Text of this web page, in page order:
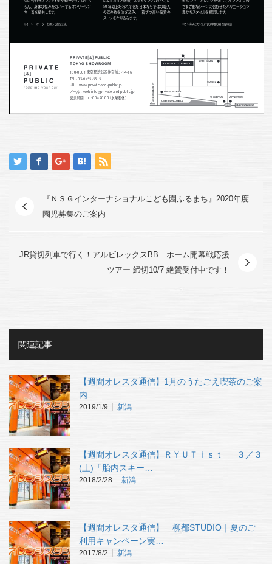
『ＮＳＧインターナショナルこども園ふるまち』2020年度
園児募集のご案内
JR貸切列車で行く！アルビレックスBB ホーム開幕戦応援
ツアー 締切10/7 絶賛受付中です！
関連記事
【週間オレスタ通信】1月のうたごえ喫茶のご案
内
2019/1/9 新潟
【週間オレスタ通信】ＲＹＵＴｉｓｔ ３／３
(土)「胎内スキー…
2018/2/28 新潟
【週間オレスタ通信】 柳都STUDIO｜夏のご
利用キャンペーン実…
2017/8/2 新潟